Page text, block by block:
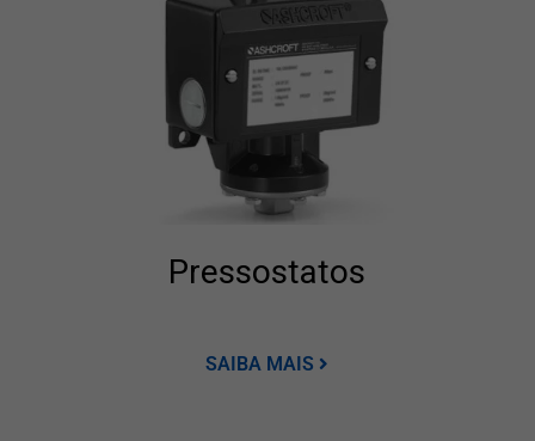
Pressostatos
SAIBA MAIS